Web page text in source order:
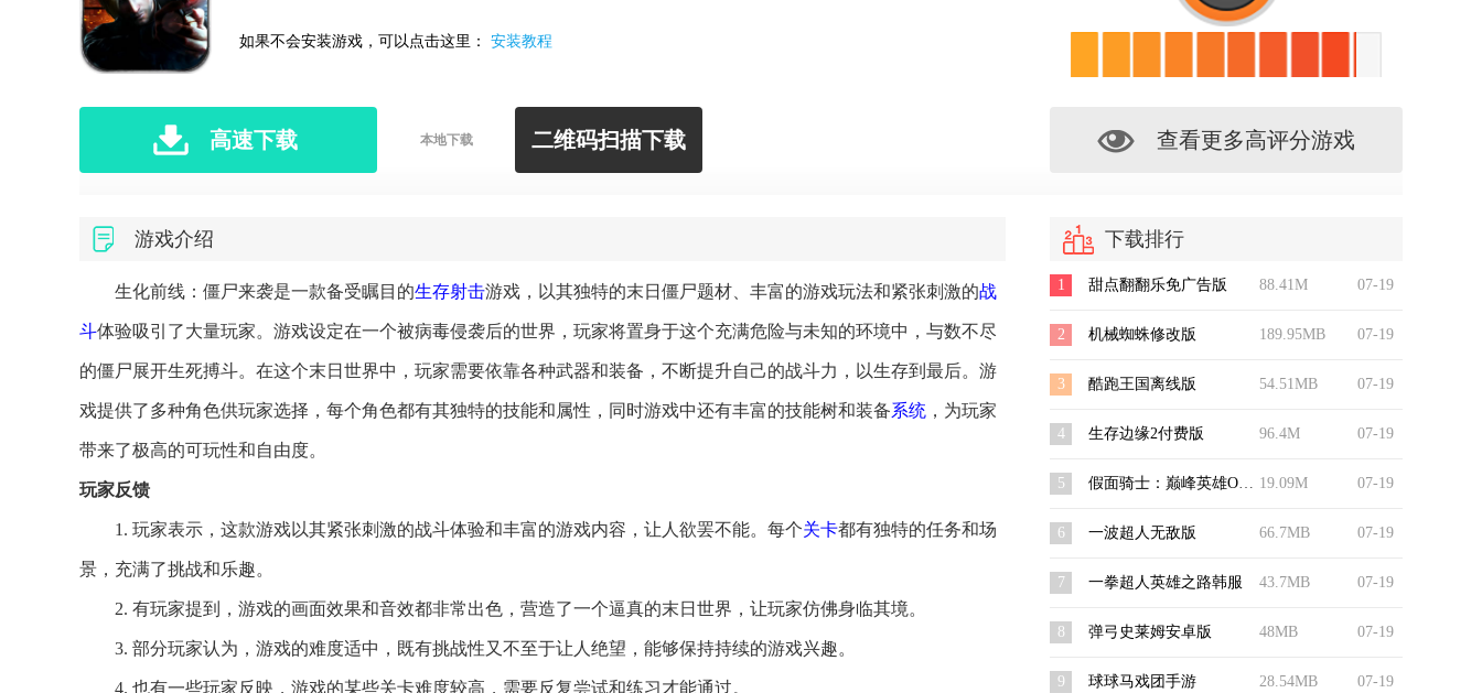
如果不会安装游戏，可以点击这里： 安装教程
高速下载 本地下载 二维码扫描下载 查看更多高评分游戏
游戏介绍
生化前线：僵尸来袭是一款备受瞩目的生存射击游戏，以其独特的末日僵尸题材、丰富的游戏玩法和紧张刺激的战
斗体验吸引了大量玩家。游戏设定在一个被病毒侵袭后的世界，玩家将置身于这个充满危险与未知的环境中，与数不尽
的僵尸展开生死搏斗。在这个末日世界中，玩家需要依靠各种武器和装备，不断提升自己的战斗力，以生存到最后。游
戏提供了多种角色供玩家选择，每个角色都有其独特的技能和属性，同时游戏中还有丰富的技能树和装备系统 ，为玩家
带来了极高的可玩性和自由度。
玩家反馈
1. 玩家表示，这款游戏以其紧张刺激的战斗体验和丰富的游戏内容，让人欲罢不能。每个关卡都有独特的任务和场
景，充满了挑战和乐趣。
2. 有玩家提到，游戏的画面效果和音效都非常出色，营造了一个逼真的末日世界，让玩家仿佛身临其境。
3. 部分玩家认为，游戏的难度适中，既有挑战性又不至于让人绝望，能够保持持续的游戏兴趣。
4. 也有一些玩家反映，游戏的某些关卡难度较高，需要反复尝试和练习才能通过。
下载排行
07-19
88.41M
1 甜点翻翻乐免广告版
07-19
189.95MB
2 机械蜘蛛修改版
07-19
54.51MB
3 酷跑王国离线版
07-19
96.4M
4 生存边缘2付费版
07-19
19.09M
5 假面骑士：巅峰英雄OOO v1.0.1 - 安卓版
07-19
66.7MB
6 一波超人无敌版
07-19
43.7MB
7 一拳超人英雄之路韩服
07-19
48MB
8 弹弓史莱姆安卓版
07-19
28.54MB
9 球球马戏团手游